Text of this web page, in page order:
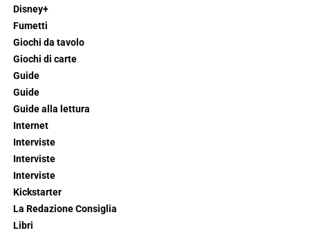
Disney+
Fumetti
Giochi da tavolo
Giochi di carte
Guide
Guide
Guide alla lettura
Internet
Interviste
Interviste
Interviste
Kickstarter
La Redazione Consiglia
Libri